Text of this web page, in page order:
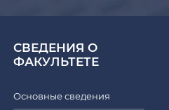
СВЕДЕНИЯ О
ФАКУЛЬТЕТЕ
Основные сведения